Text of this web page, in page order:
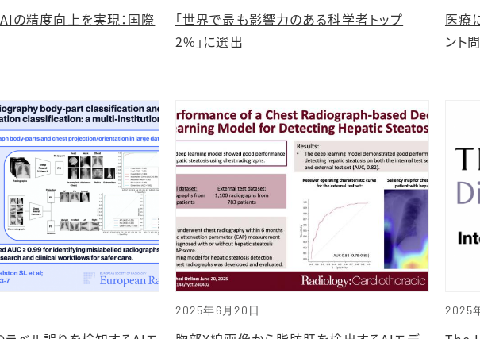
の精度向上を実現：国際
「世界で最も影響力のある科学者トップ
2%」に選出
医療
ント
2025年6月20日 2025